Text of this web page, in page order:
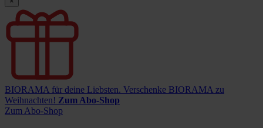
BIORAMA für deine Liebsten. Verschenke BIORAMA zu
Weihnachten! Zum Abo-Shop
Zum Abo-Shop